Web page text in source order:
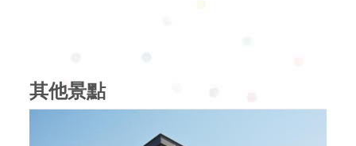
其他景點